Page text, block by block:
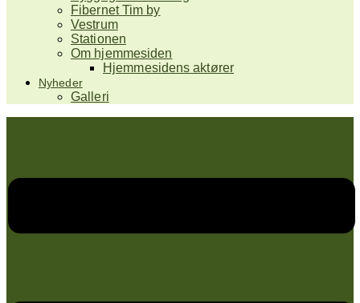
Fibernet Tim by
Vestrum
Stationen
Om hjemmesiden
Hjemmesidens aktører
Nyheder
Galleri